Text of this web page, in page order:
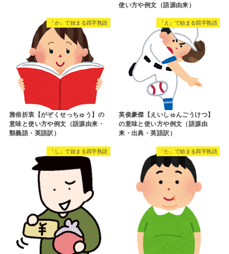
使い方や例文（語源由来）
「か」で始まる四字熟語
雅俗折衷【がぞくせっちゅう】の
意味と使い方や例文（語源由来・
類義語・英語訳）
「え」で始まる四字熟語
英俊豪傑【えいしゅんごうけつ】
の意味と使い方や例文（語源由
来・出典・英語訳）
「し」で始まる四字熟語 「た」で始まる四字熟語